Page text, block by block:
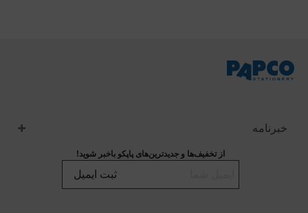
خبرنامه
از تخفیف‌ها و جدیدترین‌های پاپکو باخبر شوید!
ثبت ایمیل